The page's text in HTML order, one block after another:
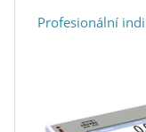
Profesionální